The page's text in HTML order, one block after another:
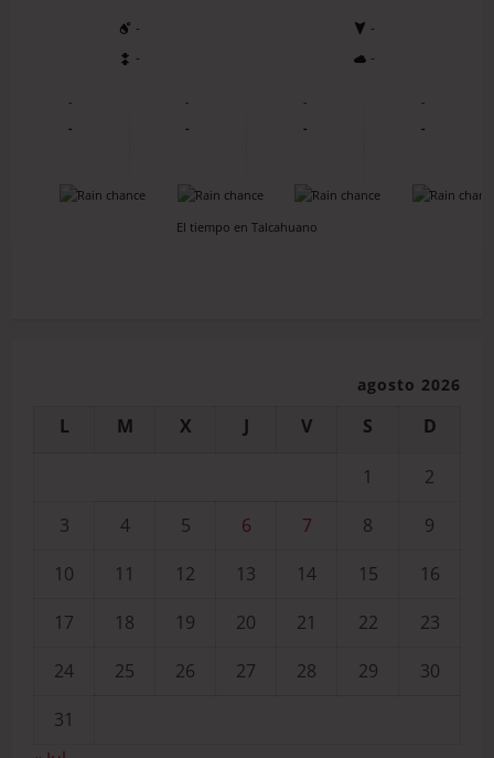
-
-
-
-
-
-
-
-
-
-
-
-
-
-
-
-
El tiempo en Talcahuano
agosto 2026
L M X J V S D
1
2
3
4 5 6 7 8
9
10
11 12 13 14 15
16
17
18 19 20 21 22
23
24
25 26 27 28 29
30
31